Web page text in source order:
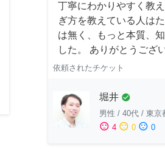
丁寧にわかりやすく教
ぎ方を教えている人は
は無く、もっと本質、
した。 ありがとうござ
依頼されたチケット
堀井 check_circle
男性 / 40代 / 東京
sentiment_satisfied 4 sentiment_neutral 0 sentiment_dissatisfied 0